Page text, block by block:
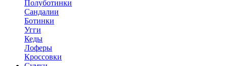
Полуботинки
Сандалии
Ботинки
Угги
Кеды
Лоферы
Кроссовки